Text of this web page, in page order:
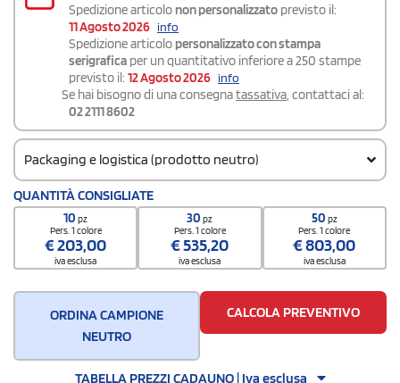
Spedizione articolo non personalizzato previsto il:
11 Agosto 2026 info
Spedizione articolo personalizzato con stampa
serigrafica per un quantitativo inferiore a 250 stampe
previsto il: 12 Agosto 2026 info
Se hai bisogno di una consegnatassativa, contattaci al:
02 2111 8602
Packaging e logistica (prodotto neutro)
Codice doganale
6404 1990
Quantità per scatola
QUANTITÀ CONSIGLIATE
10pz
Pers. 1 colore
€203,00
iva esclusa
30pz
Pers. 1 colore
€535,20
iva esclusa
50 pz
Pers. 1 colore
€803,00
iva esclusa
ORDINA CAMPIONE
NEUTRO
CALCOLA PREVENTIVO
TABELLA PREZZI CADAUNO | Iva esclusa